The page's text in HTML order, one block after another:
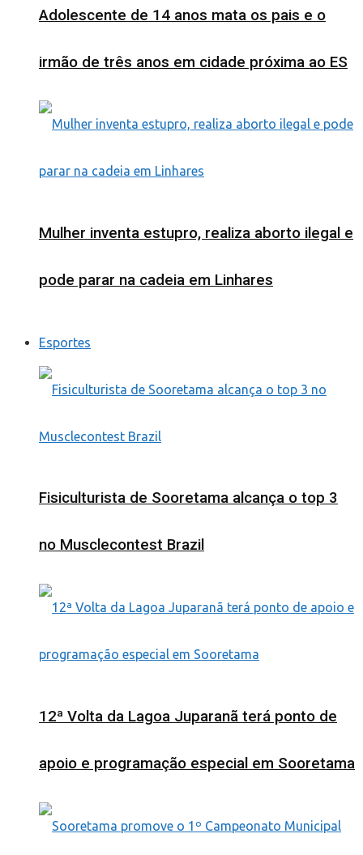
Adolescente de 14 anos mata os pais e o
irmão de três anos em cidade próxima ao ES
Mulher inventa estupro, realiza aborto ilegal e
pode parar na cadeia em Linhares
Esportes
Fisiculturista de Sooretama alcança o top 3
no Musclecontest Brazil
12ª Volta da Lagoa Juparanã terá ponto de
apoio e programação especial em Sooretama